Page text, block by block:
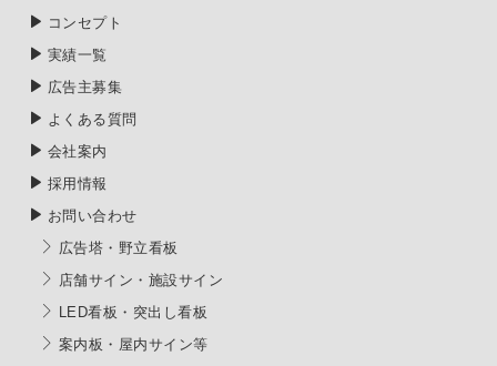
コンセプト
実績一覧
広告主募集
よくある質問
会社案内
採用情報
お問い合わせ
広告塔・野立看板
店舗サイン・施設サイン
LED看板・突出し看板
案内板・屋内サイン等